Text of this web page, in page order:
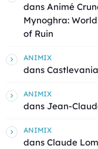
dans Animé
Mynoghra:
of Ruin
ANIMIX
dans
ANIMIX
dans Jean-
ANIMIX
dans Claude